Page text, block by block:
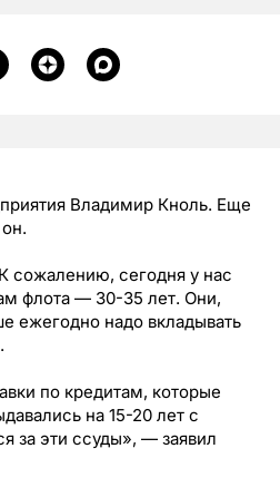
Владимир Кноль. Еще
сожалению, сегодня у нас
флота — 30-35 лет. Они,
ежегодно надо вкладывать
по кредитам, которые
на 15-20 лет с
за эти ссуды», — заявил